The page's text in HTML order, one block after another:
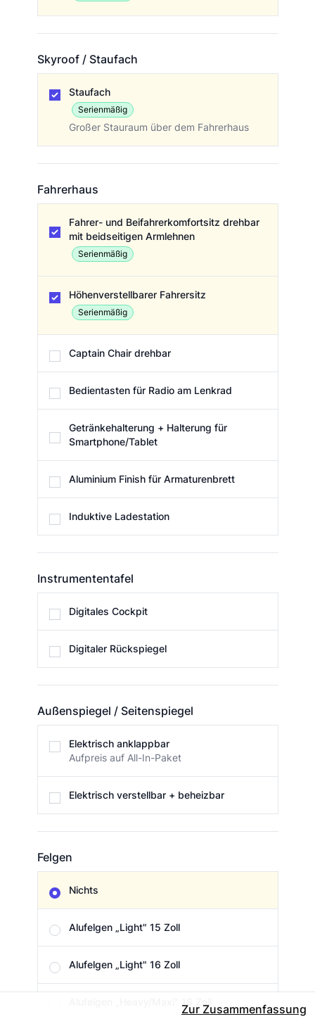
Skyroof / Staufach
Staufach
Serienmäßig
Großer Stauraum über dem Fahrerhaus
Fahrerhaus
Fahrer- und Beifahrerkomfortsitz drehbar
mit beidseitigen Armlehnen
Serienmäßig
Höhenverstellbarer Fahrersitz
Serienmäßig
Captain Chair drehbar
Bedientasten für Radio am Lenkrad
Getränkehalterung + Halterung für
Smartphone/Tablet
Aluminium Finish für Armaturenbrett
Induktive Ladestation
Instrumententafel
Digitales Cockpit
Digitaler Rückspiegel
Außenspiegel / Seitenspiegel
Elektrisch anklappbar
Aufpreis auf All-In-Paket
Elektrisch verstellbar + beheizbar
Felgen
Nichts
Alufelgen „Light" 15 Zoll
Alufelgen „Light" 16 Zoll
Alufelgen „Heavy/Maxi" 16 Zoll
Zur Zusammenfassung